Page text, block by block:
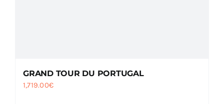
GRAND TOUR DU PORTUGAL
1,719.00€